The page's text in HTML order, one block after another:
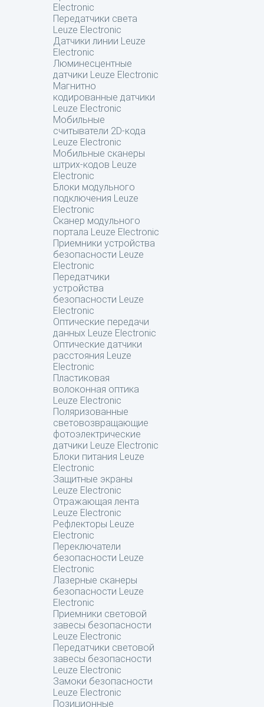
Electronic
Передатчики света
Leuze Electronic
Датчики линии Leuze
Electronic
Люминесцентные
датчики Leuze Electronic
Магнитно
кодированные датчики
Leuze Electronic
Мобильные
считыватели 2D-кода
Leuze Electronic
Мобильные сканеры
штрих-кодов Leuze
Electronic
Блоки модульного
подключения Leuze
Electronic
Сканер модульного
портала Leuze Electronic
Приемники устройства
безопасности Leuze
Electronic
Передатчики
устройства
безопасности Leuze
Electronic
Оптические передачи
данных Leuze Electronic
Оптические датчики
расстояния Leuze
Electronic
Пластиковая
волоконная оптика
Leuze Electronic
Поляризованные
световозвращающие
фотоэлектрические
датчики Leuze Electronic
Блоки питания Leuze
Electronic
Защитные экраны
Leuze Electronic
Отражающая лента
Leuze Electronic
Рефлекторы Leuze
Electronic
Переключатели
безопасности Leuze
Electronic
Лазерные сканеры
безопасности Leuze
Electronic
Приемники световой
завесы безопасности
Leuze Electronic
Передатчики световой
завесы безопасности
Leuze Electronic
Замоки безопасности
Leuze Electronic
Позиционные